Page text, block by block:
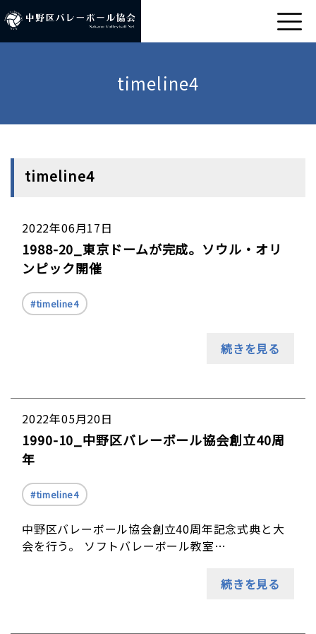
timeline4
timeline4
2022年06月17日
1988-20_東京ドームが完成。ソウル・オリ
ンピック開催
timeline4
続きを見る
2022年05月20日
1990-10_中野区バレーボール協会創立40周
年
timeline4
中野区バレーボール協会創立40周年記念式典と大
会を行う。 ソフトバレーボール教室…
続きを見る